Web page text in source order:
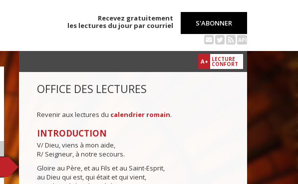
Recevez gratuitement
les lectures du jour par courriel
S'ABONNER
API
A+ LECTURE
CONFORT
OFFICE DES LECTURES
Revenir aux lectures du calendrier romain.
INTRODUCTION
V/ Dieu, viens à mon aide,
R/ Seigneur, à notre secours.
Gloire au Père, et au Fils et au Saint-Esprit,
au Dieu qui est, qui était et qui vient,